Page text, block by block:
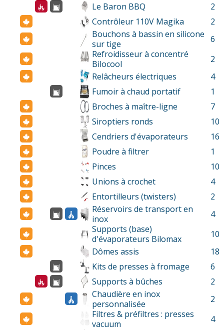
Le Baron BBQ
2
Contrôleur 110V Magika
2
Bouchons à bassin en silicone
sur tige
6
Refroidisseur à concentré
Bilocool
2
Relâcheurs électriques
4
Fumoir à chaud portatif
1
Broches à maître-ligne
7
Siroptiers ronds
10
Cendriers d'évaporateurs
16
Poudre à filtrer
1
Pinces
10
Unions à crochet
4
Entortilleurs (twisters)
2
Réservoirs de transport en
inox
4
Supports (base)
d'évaporateurs Bilomax
10
Dômes assis
18
Kits de presses à fromage
6
Supports à bûches
2
Chaudière en inox
personnalisée
2
Filtres & préfiltres : presses
vacuum
4